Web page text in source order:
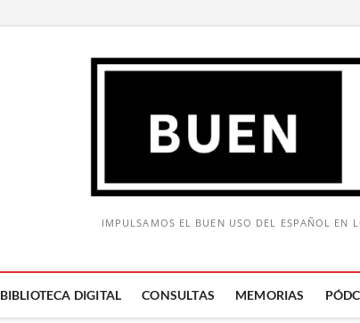
IMPULSAMOS EL BUEN USO DEL ESPAÑOL EN
BIBLIOTECA DIGITAL CONSULTAS MEMORIAS